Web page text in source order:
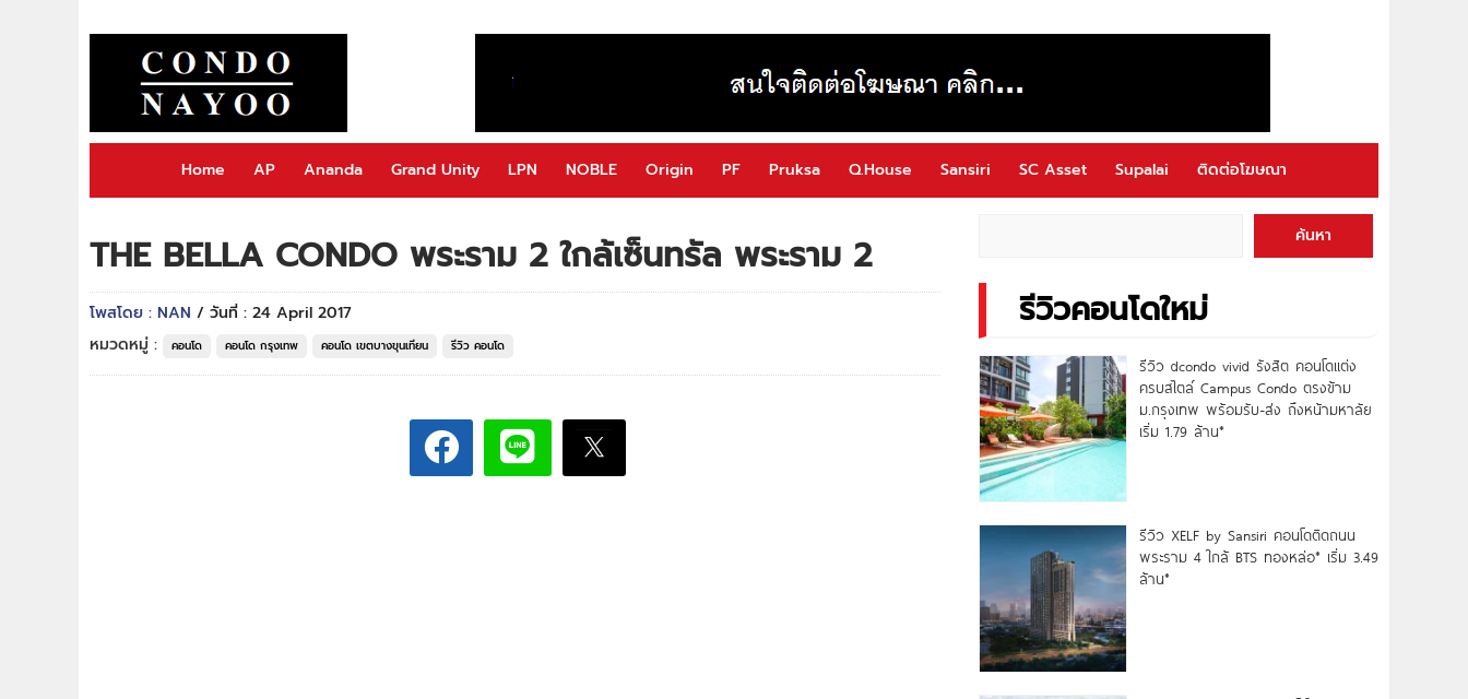
Home AP Ananda Grand Unity LPN NOBLE Origin PF Pruksa Q.House Sansiri SC Asset Supalai ติดต่อโฆษณา
THE BELLA CONDO พระราม 2 ใกล้เซ็นทรัล พระราม 2
โพสโดย : NAN / วันที่ : 24 April 2017
หมวดหมู่ :
คอนโด คอนโด กรุงเทพ คอนโด เขตบางขุนเทียน รีวิว คอนโด
ค้นหา
รีวิวคอนโดใหม่
รีวิว dcondo vivid รังสิต คอนโดแต่ง
ครบสไตล์ Campus Condo ตรงข้าม
ม.กรุงเทพ พร้อมรับ-ส่ง ถึงหน้ามหาลัย
เริ่ม 1.79 ล้าน*
รีวิว XELF by Sansiri คอนโดติดถนน
พระราม 4 ใกล้ BTS ทองหล่อ* เริ่ม 3.49
ล้าน*